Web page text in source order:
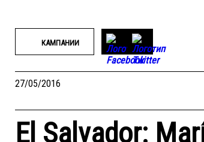
КАМПАНИИ
27/05/2016
El Salvador: